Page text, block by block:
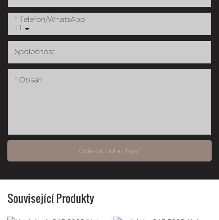
+1
Telefon/whatsApp
Společnost
Obsah
Odeslat Dotaz Nyní
Související Produkty